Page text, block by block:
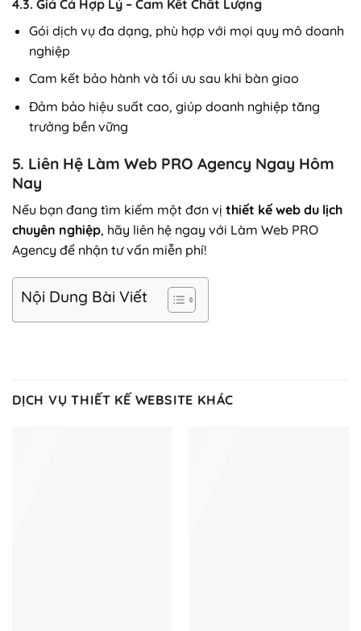
4.3. Giá Cả Hợp Lý – Cam Kết Chất Lượng
Gói dịch vụ đa dạng, phù hợp với mọi quy mô doanh
nghiệp
Cam kết bảo hành và tối ưu sau khi bàn giao
Đảm bảo hiệu suất cao, giúp doanh nghiệp tăng
trưởng bền vững
5. Liên Hệ Làm Web PRO Agency Ngay Hôm
Nay
Nếu bạn đang tìm kiếm một đơn vị thiết kế web du lịch
chuyên nghiệp, hãy liên hệ ngay với Làm Web PRO
Agency để nhận tư vấn miễn phí!
Nội Dung Bài Viết
DỊCH VỤ THIẾT KẾ WEBSITE KHÁC